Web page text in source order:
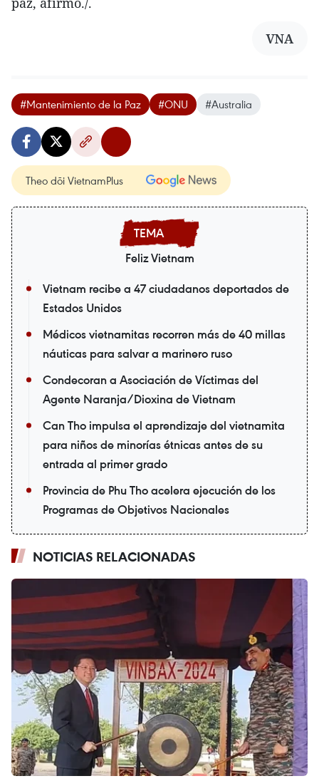
VNA
#Mantenimiento de la Paz #ONU #Australia
Theo dõi VietnamPlus
Feliz Vietnam
Vietnam recibe a 47 ciudadanos deportados de
Estados Unidos
Médicos vietnamitas recorren más de 40 millas
náuticas para salvar a marinero ruso
Condecoran a Asociación de Víctimas del
Agente Naranja/Dioxina de Vietnam
Can Tho impulsa el aprendizaje del vietnamita
para niños de minorías étnicas antes de su
entrada al primer grado
Provincia de Phu Tho acelera ejecución de los
Programas de Objetivos Nacionales
NOTICIAS RELACIONADAS